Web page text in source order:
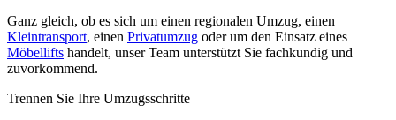
Ganz gleich, ob es sich um einen regionalen Umzug, einen
Kleintransport, einen Privatumzug oder um den Einsatz eines
Möbellifts handelt, unser Team unterstützt Sie fachkundig und
zuvorkommend.
Trennen Sie Ihre Umzugsschritte